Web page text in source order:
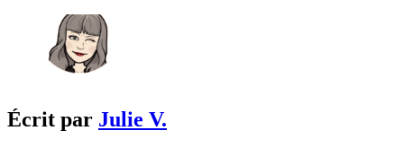
Écrit par Julie V.